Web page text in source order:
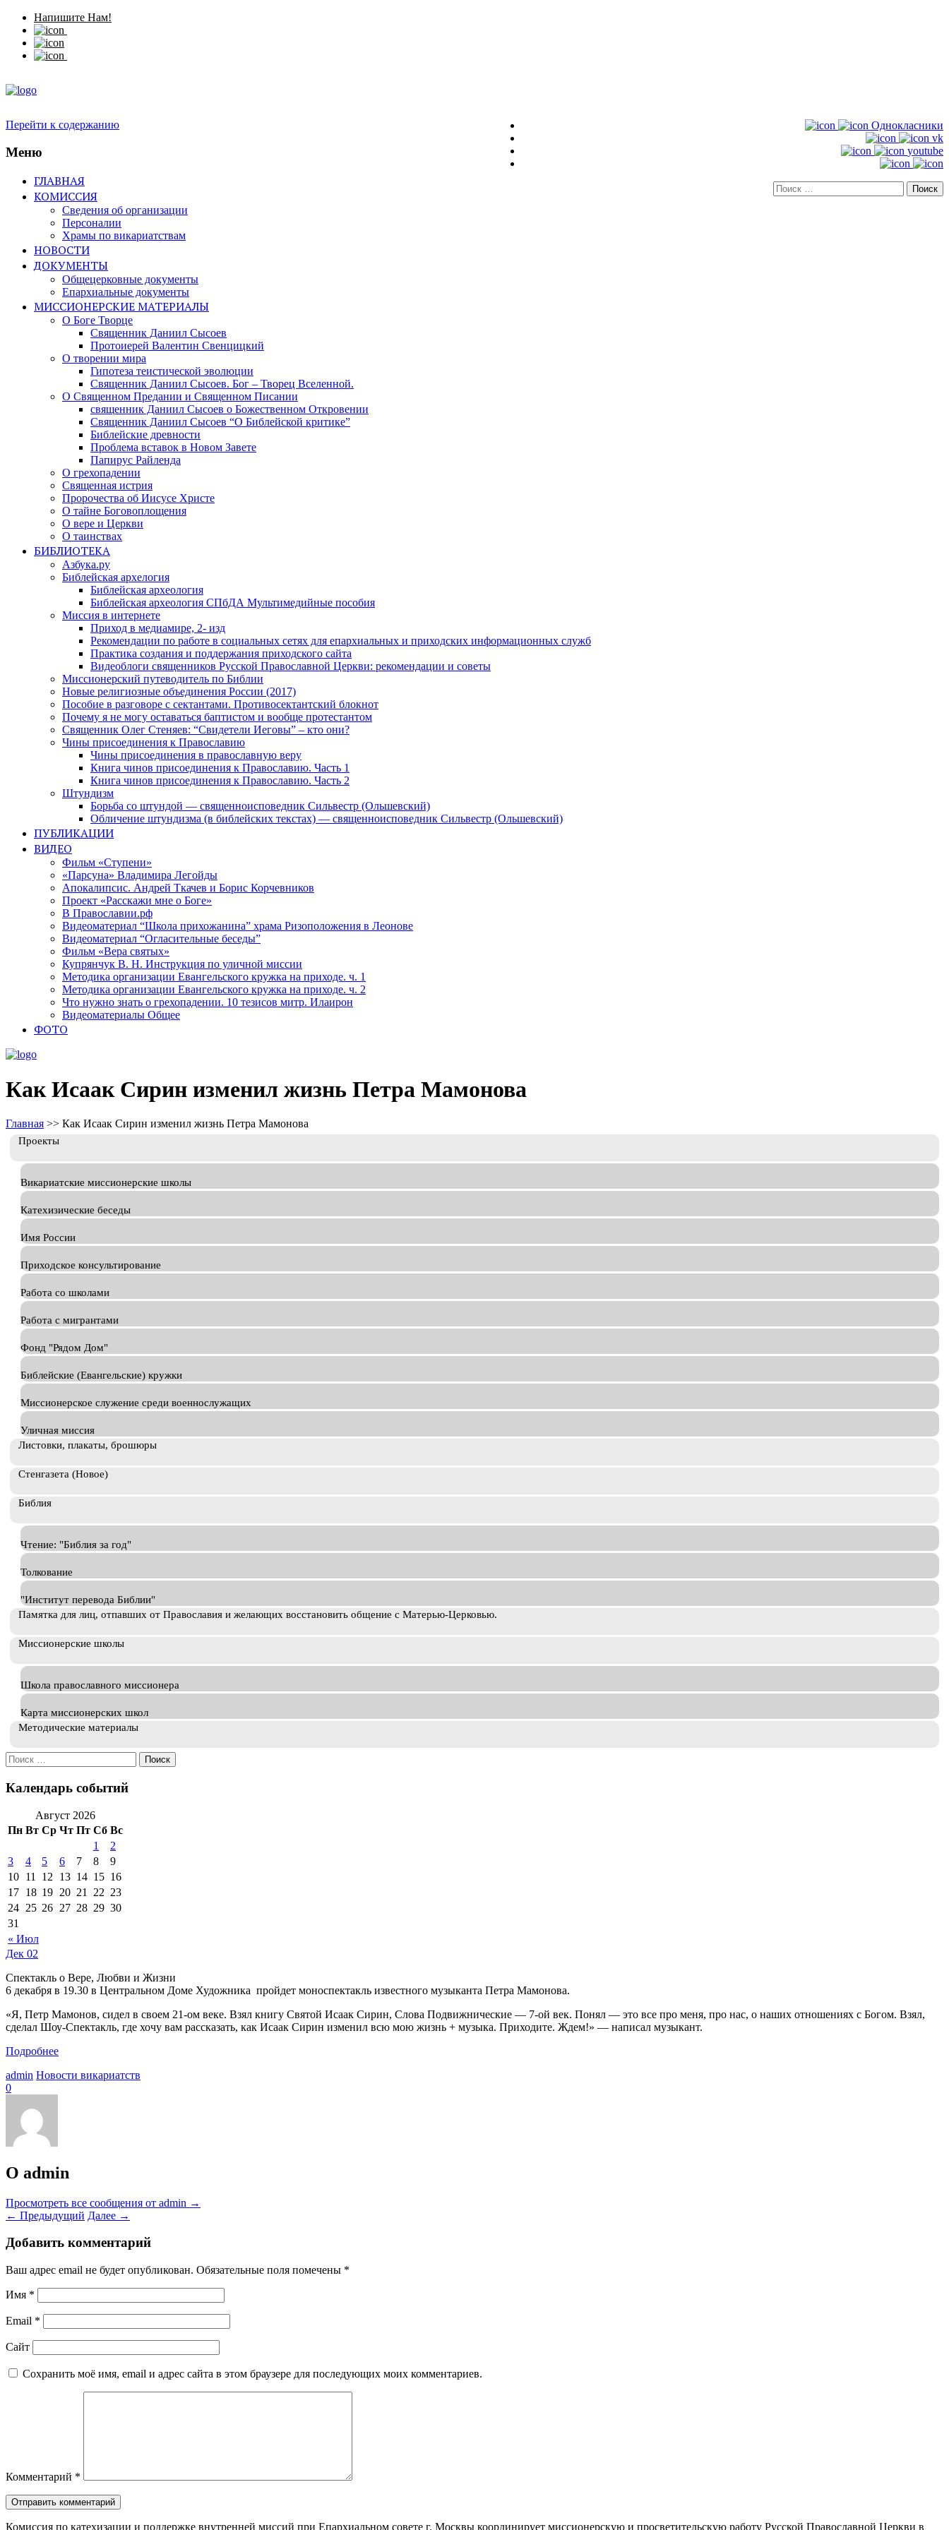
Напишите Нам!
Однокласники
vk
youtube
Искать:
Перейти к содержанию
Меню
ГЛАВНАЯ
КОМИССИЯ
Сведения об организации
Персоналии
Храмы по викариатствам
НОВОСТИ
ДОКУМЕНТЫ
Общецерковные документы
Епархиальные документы
МИССИОНЕРСКИЕ МАТЕРИАЛЫ
О Боге Творце
Священник Даниил Сысоев
Протоиерей Валентин Свенцицкий
О творении мира
Гипотеза теистической эволюции
Священник Даниил Сысоев. Бог – Творец Вселенной.
О Священном Предании и Священном Писании
священник Даниил Сысоев о Божественном Откровении
Священник Даниил Сысоев “О Библейской критике”
Библейские древности
Проблема вставок в Новом Завете
Папирус Райленда
О грехопадении
Священная истрия
Пророчества об Иисусе Христе
О тайне Боговоплощения
О вере и Церкви
О таинствах
БИБЛИОТЕКА
Азбука.ру
Библейская архелогия
Библейская археология
Библейская археология СПбДА Мультимедийные пособия
Миссия в интернете
Приход в медиамире, 2- изд
Рекомендации по работе в социальных сетях для епархиальных и приходских информационных служб
Практика создания и поддержания приходского сайта
Видеоблоги священников Русской Православной Церкви: рекомендации и советы
Миссионерский путеводитель по Библии
Новые религиозные объединения России (2017)
Пособие в разговоре с сектантами. Противосектантский блокнот
Почему я не могу оставаться баптистом и вообще протестантом
Священник Олег Стеняев: “Свидетели Иеговы” – кто они?
Чины присоединения к Православию
Чины присоединения в православную веру
Книга чинов присоединения к Православию. Часть 1
Книга чинов присоединения к Православию. Часть 2
Штундизм
Борьба со штундой — священноисповедник Сильвестр (Ольшевский)
Обличение штундизма (в библейских текстах) — священноисповедник Сильвестр (Ольшевский)
ПУБЛИКАЦИИ
ВИДЕО
Фильм «Ступени»
«Парсуна» Владимира Легойды
Апокалипсис. Андрей Ткачев и Борис Корчевников
Проект «Расскажи мне о Боге»
В Православии.рф
Видеоматериал “Школа прихожанина” храма Ризоположения в Леонове
Видеоматериал “Огласительные беседы”
Фильм «Вера святых»
Купрянчук В. Н. Инструкция по уличной миссии
Методика организации Евангельского кружка на приходе. ч. 1
Методика организации Евангельского кружка на приходе. ч. 2
Что нужно знать о грехопадении. 10 тезисов митр. Илаирон
Видеоматериалы Общее
ФОТО
Как Исаак Сирин изменил жизнь Петра Мамонова
Главная >> Как Исаак Сирин изменил жизнь Петра Мамонова
Проекты
Викариатские миссионерские школы
Катехизические беседы
Имя России
Приходское консультирование
Работа со школами
Работа с мигрантами
Фонд "Рядом Дом"
Библейские (Евангельские) кружки
Миссионерское служение среди военнослужащих
Уличная миссия
Листовки, плакаты, брошюры
Стенгазета (Новое)
Библия
Чтение: "Библия за год"
Толкование
"Институт перевода Библии"
Памятка для лиц, отпавших от Православия и желающих восстановить общение с Матерью-Церковью.
Миссионерские школы
Школа православного миссионера
Карта миссионерских школ
Методические материалы
Искать:
Календарь событий
Август 2026
Пн Вт Ср Чт Пт Сб Вс
« Июл
1
2
3
4 5 6 7 8
9
10 11 12 13 14 15 16
17 18 19 20 21 22 23
24 25 26 27 28 29 30
31
Дек 02
Спектакль о Вере, Любви и Жизни
6 декабря в 19.30 в Центральном Доме Художника пройдет моноспектакль известного музыканта Петра Мамонова.
«Я, Петр Мамонов, сидел в своем 21-ом веке. Взял книгу Святой Исаак Сирин, Слова Подвижнические — 7-ой век. Понял — это все про меня, про нас, о наших отношениях с Богом. Взял,
сделал Шоу-Спектакль, где хочу вам рассказать, как Исаак Сирин изменил всю мою жизнь + музыка. Приходите. Ждем!» — написал музыкант.
Подробнее
admin Новости викариатств
0
О admin
Просмотреть все сообщения от admin →
← Предыдущий Далее →
Добавить комментарий
Ваш адрес email не будет опубликован. Обязательные поля помечены *
Имя *
Email *
Сайт
Сохранить моё имя, email и адрес сайта в этом браузере для последующих моих комментариев.
Комментарий *
Комиссия по катехизации и поддержке внутренней миссий при Епархиальном совете г. Москвы координирует миссионерскую и просветительскую работу Русской Православной Церкви в